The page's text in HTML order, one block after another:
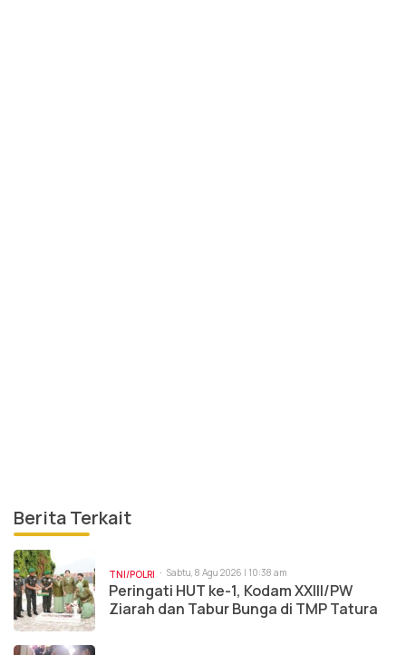
Berita Terkait
TNI/POLRI Sabtu, 8 Agu 2026 | 10:38 am
Peringati HUT ke-1, Kodam XXIII/PW
Ziarah dan Tabur Bunga di TMP Tatura